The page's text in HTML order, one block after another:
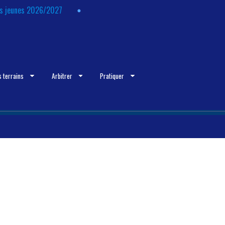
jeunes 2026/2027
terrains Arbitrer Pratiquer